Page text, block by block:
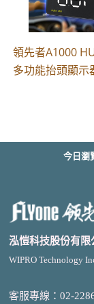
領先者A1000
多功能抬頭顯示
今日瀏
泓愷科技股份有限
WIPRO Technology
客服專線：02-